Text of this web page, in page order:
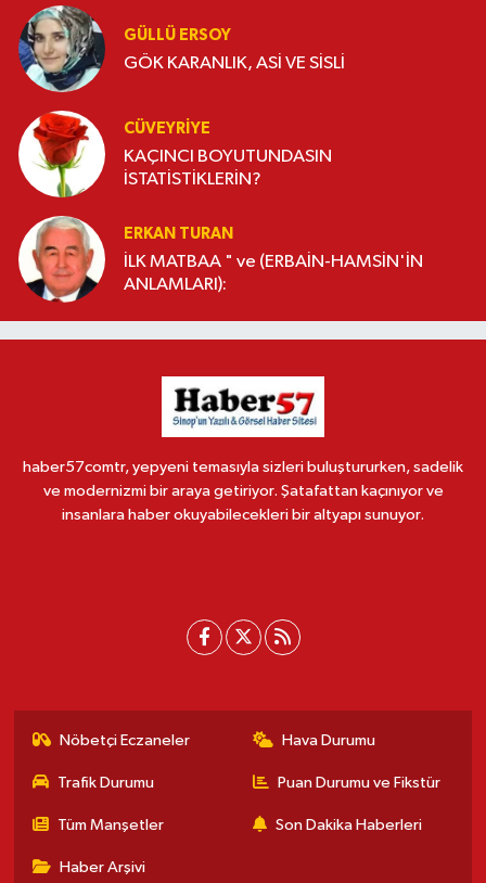
GÜLLÜ ERSOY
GÖK KARANLIK, ASİ VE SİSLİ
CÜVEYRIYE
KAÇINCI BOYUTUNDASIN
İSTATİSTİKLERİN?
ERKAN TURAN
İLK MATBAA " ve (ERBAİN-HAMSİN'İN
ANLAMLARI):
haber57comtr, yepyeni temasıyla sizleri buluştururken, sadelik
ve modernizmi bir araya getiriyor. Şatafattan kaçınıyor ve
insanlara haber okuyabilecekleri bir altyapı sunuyor.
Nöbetçi Eczaneler Hava Durumu
Trafik Durumu Puan Durumu ve Fikstür
Tüm Manşetler Son Dakika Haberleri
Haber Arşivi